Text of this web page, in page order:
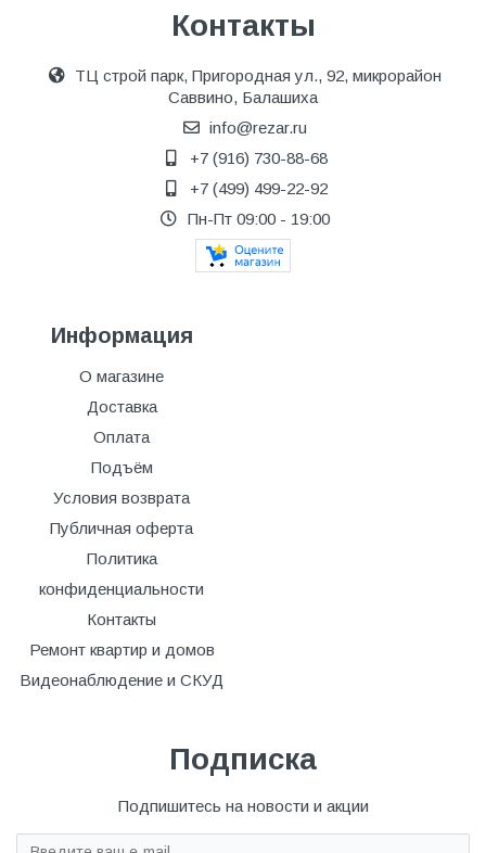
Контакты
ТЦ строй парк, Пригородная ул., 92, микрорайон
Саввино, Балашиха
info@rezar.ru
+7 (916) 730-88-68
+7 (499) 499-22-92
Пн-Пт 09:00 - 19:00
Информация
О магазине
Доставка
Оплата
Подъём
Условия возврата
Публичная оферта
Политика
конфиденциальности
Контакты
Ремонт квартир и домов
Видеонаблюдение и СКУД
Подписка
Подпишитесь на новости и акции